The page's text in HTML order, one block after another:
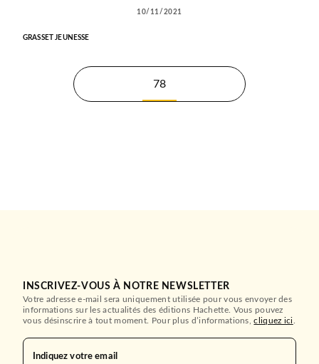
10/11/2021
GRASSET JEUNESSE
78
INSCRIVEZ-VOUS À NOTRE NEWSLETTER
Votre adresse e-mail sera uniquement utilisée pour vous envoyer des
informations sur les actualités des éditions Hachette. Vous pouvez
vous désinscrire à tout moment. Pour plus d’informations,cliquez ici
Indiquez votre email